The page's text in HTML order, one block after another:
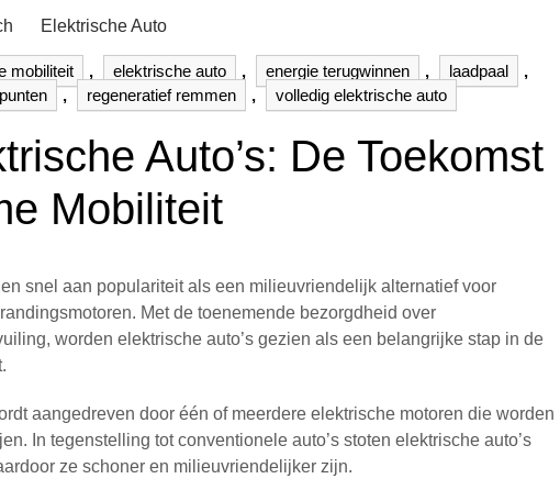
Elektrische Auto
mobiliteit , elektrische auto , energie terugwinnen , laadpaal
,
, regeneratief remmen , volledig elektrische auto
Auto’s: De Toekomst
Mobiliteit
snel aan populariteit als een milieuvriendelijk alternatief voor
Met de toenemende bezorgdheid over
worden elektrische auto’s gezien als een belangrijke stap in de
aangedreven door één of meerdere elektrische motoren die worden
In tegenstelling tot conventionele auto’s stoten elektrische auto’s
ze schoner en milieuvriendelijker zijn.